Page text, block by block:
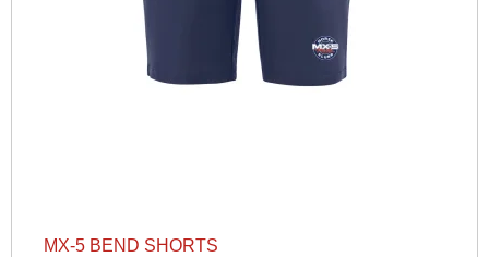
MX-5 BEND SHORTS